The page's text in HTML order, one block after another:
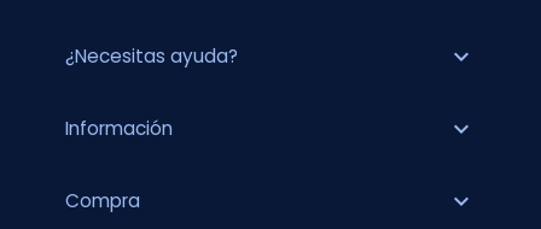
¿Necesitas ayuda? expand_more
Información expand_more
Compra expand_more